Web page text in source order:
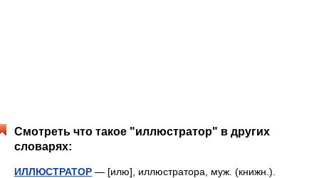
Смотреть что такое "иллюстратор" в других
словарях:
ИЛЛЮСТРАТОР — [илю], иллюстратора, муж. (книжн.).